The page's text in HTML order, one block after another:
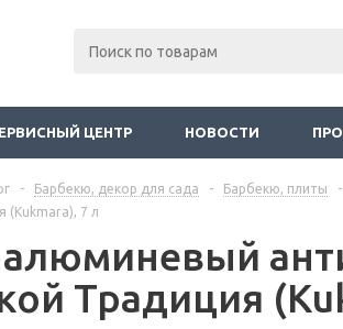
ЦЕНТР НОВОСТИ
- Барбекю, декор для сада - Барбекю, плиты -
(Kukmara), 7 л
алюминевый
Традиция